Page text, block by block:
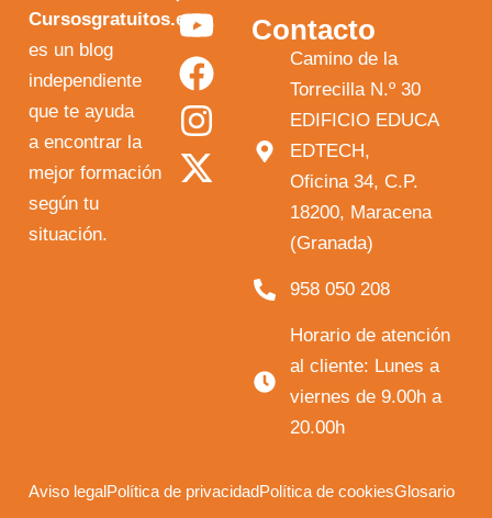
Cursosgratuitos.es
es un blog
independiente
que te ayuda
a encontrar la
mejor formación
según tu
situación.
Y
o
u
t
u
F
a
c
e
b
I
n
s
t
a
X
-
t
w
i
Contacto
Camino de la
Torrecilla N.º 30
EDIFICIO EDUCA
EDTECH,
Oficina 34, C.P.
18200, Maracena
(Granada)
958 050 208
Horario de atención
al cliente: Lunes a
viernes de 9.00h a
20.00h
Aviso legalPolítica de privacidadPolítica de cookiesGlosario